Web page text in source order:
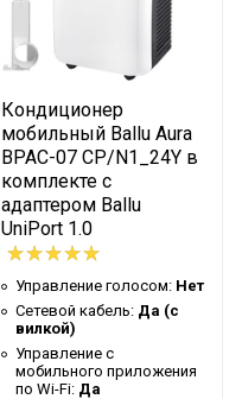
25.7
Нет
Да
Нет
86
Нет
Да
Гарантийный талон
Кондиционер
мобильный Ballu Aura
BPAC-07 CP/N1_24Y в
комплекте с
адаптером Ballu
UniPort 1.0
Управление голосом: Нет
Сетевой кабель: Да (с
вилкой)
Управление c
мобильного приложения
по Wi-Fi: Да